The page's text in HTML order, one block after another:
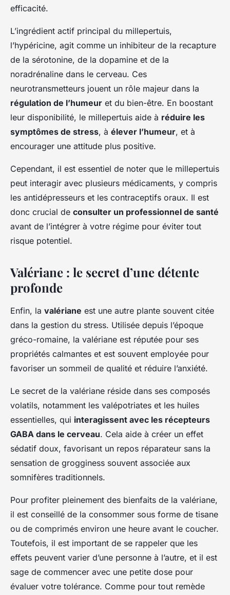
efficacité.
L’ingrédient actif principal du millepertuis,
l’hypéricine, agit comme un inhibiteur de la recapture
de la sérotonine, de la dopamine et de la
noradrénaline dans le cerveau. Ces
neurotransmetteurs jouent un rôle majeur dans la
régulation de l’humeur et du bien-être. En boostant
leur disponibilité, le millepertuis aide à réduire les
symptômes de stress, à élever l’humeur, et à
encourager une attitude plus positive.
Cependant, il est essentiel de noter que le millepertuis
peut interagir avec plusieurs médicaments, y compris
les antidépresseurs et les contraceptifs oraux. Il est
donc crucial de consulter un professionnel de santé
avant de l’intégrer à votre régime pour éviter tout
risque potentiel.
Valériane : le secret d’une détente
profonde
Enfin, la valériane est une autre plante souvent citée
dans la gestion du stress. Utilisée depuis l’époque
gréco-romaine, la valériane est réputée pour ses
propriétés calmantes et est souvent employée pour
favoriser un sommeil de qualité et réduire l’anxiété.
Le secret de la valériane réside dans ses composés
volatils, notamment les valépotriates et les huiles
essentielles, qui interagissent avec les récepteurs
GABA dans le cerveau. Cela aide à créer un effet
sédatif doux, favorisant un repos réparateur sans la
sensation de grogginess souvent associée aux
somnifères traditionnels.
Pour profiter pleinement des bienfaits de la valériane,
il est conseillé de la consommer sous forme de tisane
ou de comprimés environ une heure avant le coucher.
Toutefois, il est important de se rappeler que les
effets peuvent varier d’une personne à l’autre, et il est
sage de commencer avec une petite dose pour
évaluer votre tolérance. Comme pour tout remède